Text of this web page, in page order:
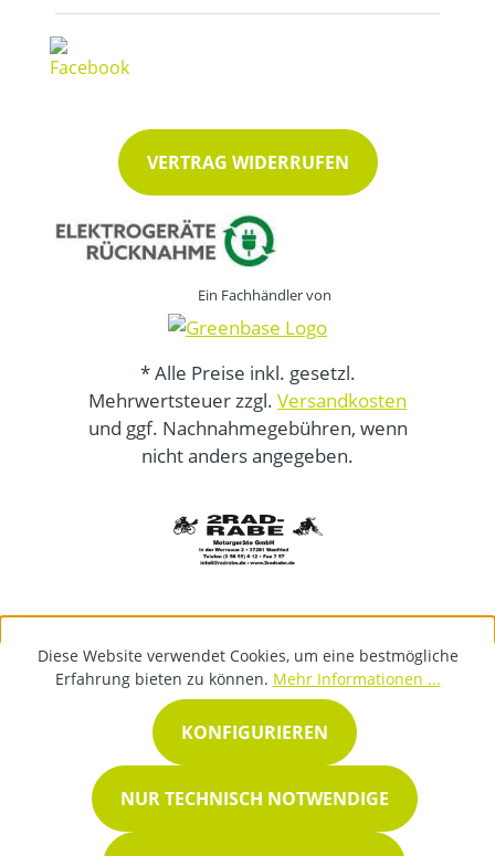
VERTRAG WIDERRUFEN
Ein Fachhändler von
* Alle Preise inkl. gesetzl.
Mehrwertsteuer zzgl. Versandkosten
und ggf. Nachnahmegebühren, wenn
nicht anders angegeben.
Diese Website verwendet Cookies, um eine bestmögliche
Erfahrung bieten zu können. Mehr Informationen ...
NUR TECHNISCH NOTWENDIGE
KONFIGURIEREN